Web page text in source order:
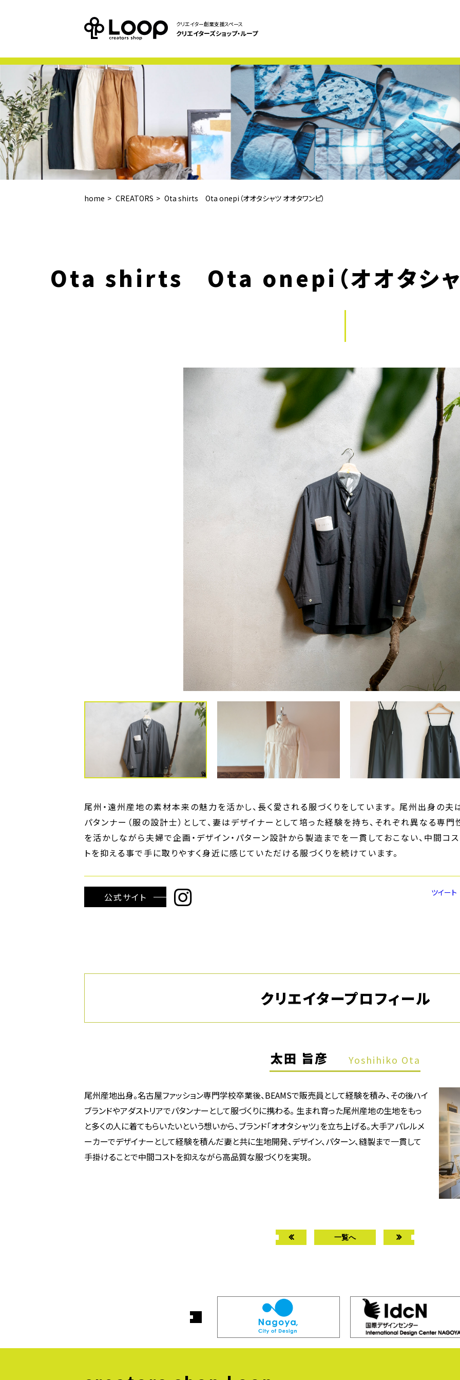
クリエイター創業支援スペース
クリエイターズショップ・ループ
home CREATORS Ota shirts Ota onepi（オオタシャツ オオタワンピ）
Ota shirts Ota onepi（オオタシャ
尾州・遠州産地の素材本来の魅力を活かし、長く愛される服づくりをしています。 尾州出身の夫
パタンナー（服の設計士）として、妻はデザイナーとして培った経験を持ち、それぞれ異なる専門
を活かしながら夫婦で企画・デザイン・パターン設計から製造までを一貫しておこない、中間コス
トを抑える事で手に取りやすく身近に感じていただける服づくりを続けています。
公式サイト ツイート
クリエイタープロフィール
太田 旨彦 Yoshihiko Ota
尾州産地出身。名古屋ファッション専門学校卒業後、BEAMSで販売員として経験を積み、その後ハイ
ブランドやアダストリアでパタンナーとして服づくりに携わる。 生まれ育った尾州産地の生地をもっ
と多くの人に着てもらいたいという想いから、ブランド「オオタシャツ」を立ち上げる。大手アパレルメ
ーカーでデザイナーとして経験を積んだ妻と共に生地開発、デザイン、パターン、縫製まで一貫して
手掛けることで中間コストを抑えながら高品質な服づくりを実現。
一覧へ